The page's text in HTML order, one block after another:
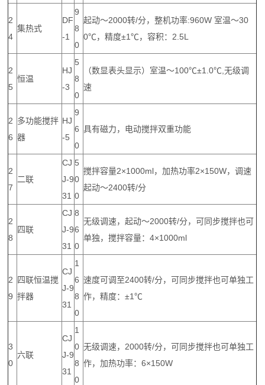
2
4
集热式
DF
-1
9
8
0
起动～2000转/分，整机功率:960W 室温～30
0℃，精度±1℃，容积：2.5L
2
5
恒温
HJ
-3
5
8
0
（数显表头显示）室温～100℃±1.0℃,无级调
速
2
6
多功能搅拌
器
HJ
-5
9
6
0
具有磁力，电动搅拌双重功能
2
7
二联
CJ
J-9
31
5
0
0
搅拌容量2×1000ml，加热功率2×150W，调速
起动～2400转/分
2
8
四联
CJ
J-9
31
8
6
0
无级调速，起动～2000转/分，可同步搅拌也可
单独，搅拌容量：4×1000ml
2
9
四联恒温搅
拌器
CJ
J-9
31
1
6
8
0
速度可调至2400转/分，可同步搅拌也可单独工
作，精度：±1℃
3
0
六联
CJ
J-9
31
1
0
8
0
无级调速，2000转/分，可同步搅拌也可单独工
作，加热功率：6×150W